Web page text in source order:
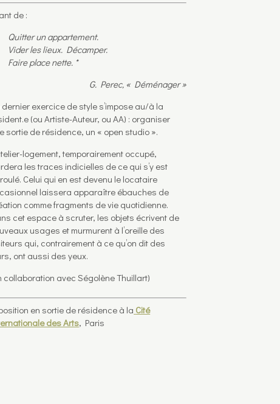
de :
Quitter un appartement.
Vider les lieux. Décamper.
Faire place nette. *
G. Perec, « Déménager »
dernier exercice de style s’impose au/à la
(ou Artiste-Auteur, ou AA) : organiser
sortie de résidence, un « open studio ».
logement, temporairement occupé,
les traces indicielles de ce qui s’y est
Celui qui en est devenu le locataire
laissera apparaître ébauches de
comme fragments de vie quotidienne.
cet espace à scruter, les objets écrivent de
usages et murmurent à l’oreille des
qui, contrairement à ce qu’on dit des
ont aussi des yeux.
collaboration avec Ségolène Thuillart)
en sortie de résidence à la Cité
des Arts, Paris